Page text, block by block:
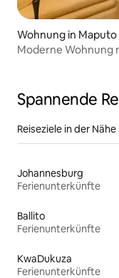
Wohnung in Maputo
Moderne Wohnung
Spannende
Reiseziele in der Nähe
Johannesburg
Ferienunterkünfte
Ballito
Ferienunterkünfte
KwaDukuza
Ferienunterkünfte